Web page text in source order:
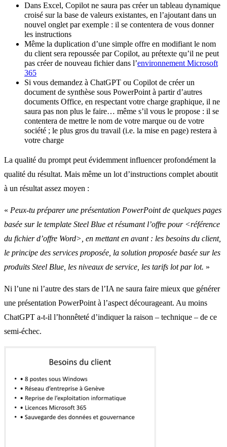
Dans Excel, Copilot ne saura pas créer un tableau dynamique
croisé sur la base de valeurs existantes, en l’ajoutant dans un
nouvel onglet par exemple : il se contentera de vous donner
les instructions
Même la duplication d’une simple offre en modifiant le nom
du client sera repoussée par Copilot, au prétexte qu’il ne peut
pas créer de nouveau fichier dans l’environnement Microsoft
365
Si vous demandez à ChatGPT ou Copilot de créer un
document de synthèse sous PowerPoint à partir d’autres
documents Office, en respectant votre charge graphique, il ne
saura pas non plus le faire… même s’il vous le propose : il se
contentera de mettre le nom de votre marque ou de votre
société ; le plus gros du travail (i.e. la mise en page) restera à
votre charge
La qualité du prompt peut évidemment influencer profondément la
qualité du résultat. Mais même un lot d’instructions complet aboutit
à un résultat assez moyen :
« Peux-tu préparer une présentation PowerPoint de quelques pages
basée sur le template Steel Blue et résumant l’offre pour <référence
du fichier d’offre Word>, en mettant en avant : les besoins du client,
le principe des services proposée, la solution proposée basée sur les
produits Steel Blue, les niveaux de service, les tarifs lot par lot. »
Ni l’une ni l’autre des stars de l’IA ne saura faire mieux que générer
une présentation PowerPoint à l’aspect décourageant. Au moins
ChatGPT a-t-il l’honnêteté d’indiquer la raison – technique – de ce
semi-échec.